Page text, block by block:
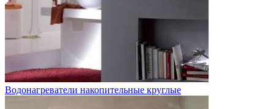
Водонагреватели накопительные круглые